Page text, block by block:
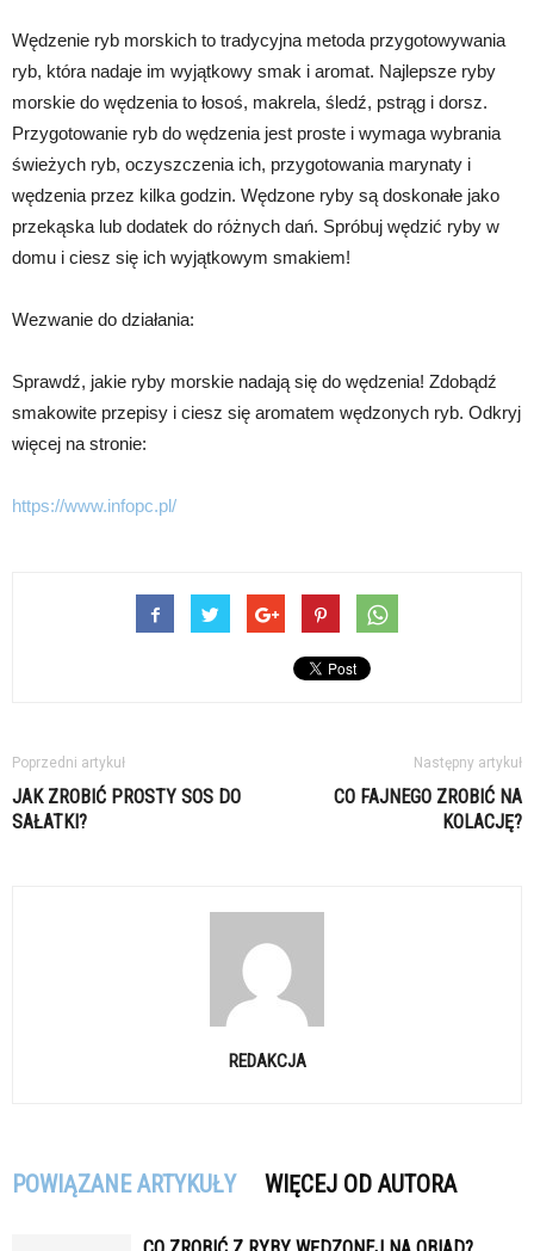
Wędzenie ryb morskich to tradycyjna metoda przygotowywania
ryb, która nadaje im wyjątkowy smak i aromat. Najlepsze ryby
morskie do wędzenia to łosoś, makrela, śledź, pstrąg i dorsz.
Przygotowanie ryb do wędzenia jest proste i wymaga wybrania
świeżych ryb, oczyszczenia ich, przygotowania marynaty i
wędzenia przez kilka godzin. Wędzone ryby są doskonałe jako
przekąska lub dodatek do różnych dań. Spróbuj wędzić ryby w
domu i ciesz się ich wyjątkowym smakiem!
Wezwanie do działania:
Sprawdź, jakie ryby morskie nadają się do wędzenia! Zdobądź
smakowite przepisy i ciesz się aromatem wędzonych ryb. Odkryj
więcej na stronie:
https://www.infopc.pl/
Poprzedni artykuł
JAK ZROBIĆ PROSTY SOS DO
SAŁATKI?
Następny artykuł
CO FAJNEGO ZROBIĆ NA
KOLACJĘ?
REDAKCJA
POWIĄZANE ARTYKUŁY WIĘCEJ OD AUTORA